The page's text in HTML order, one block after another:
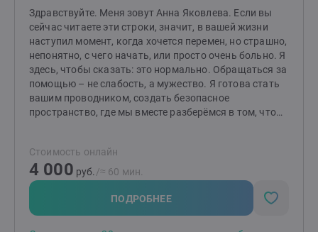
Здравствуйте. Меня зовут Анна Яковлева. Если вы
сейчас читаете эти строки, значит, в вашей жизни
наступил момент, когда хочется перемен, но страшно,
непонятно, с чего начать, или просто очень больно. Я
здесь, чтобы сказать: это нормально. Обращаться за
помощью – не слабость, а мужество. Я готова стать
вашим проводником, создать безопасное
пространство, где мы вместе разберёмся в том, что
опорой на когнитивно-поведенческую терапию (КПТ).
Это значит, что мы не просто говорим «по душам», а
исследуем, как ваши мысли, убеждения и привычки
влияют на ваши чувства и поступки. Я даю
работающие инструменты: техники, упражнения,
Стоимость онлайн
4 000 руб. /≈ 60 мин.
ПОДРОБНЕЕ